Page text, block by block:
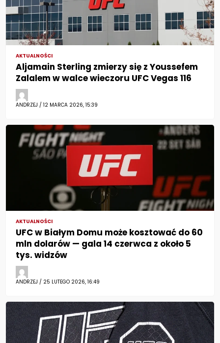
AKTUALNOŚCI
Aljamain Sterling zmierzy się z Youssefem
Zalalem w walce wieczoru UFC Vegas 116
ANDRZEJ / 12 MARCA 2026, 15:39
AKTUALNOŚCI
UFC w Białym Domu może kosztować do 60
mln dolarów — gala 14 czerwca z około 5
tys. widzów
ANDRZEJ / 25 LUTEGO 2026, 16:49